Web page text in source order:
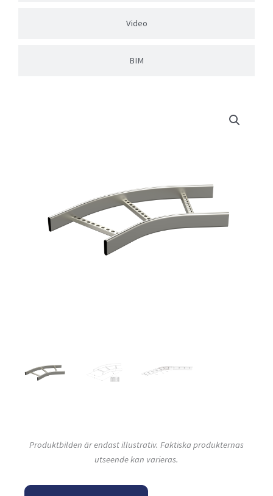
Video
BIM
Produktbilden är endast illustrativ. Faktiska produkternas
utseende kan varieras.